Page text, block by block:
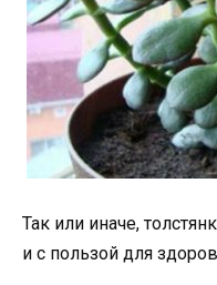
Так или иначе,
и с пользой для